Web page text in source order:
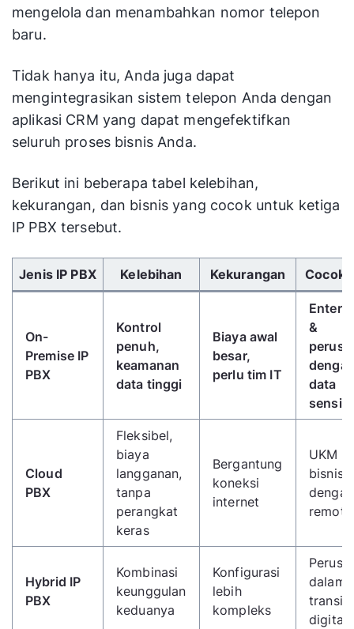
mengelola dan menambahkan nomor telepon
baru.
Tidak hanya itu, Anda juga dapat
mengintegrasikan sistem telepon Anda dengan
aplikasi CRM yang dapat mengefektifkan
seluruh proses bisnis Anda.
Berikut ini beberapa tabel kelebihan,
kekurangan, dan bisnis yang cocok untuk ketiga
IP PBX tersebut.
Gunakan tombol panah kiri/kanan untuk
Jenis IP PBX Kelebihan Kekurangan Cocok
On-
Premise IP
PBX
Kontrol
penuh,
keamanan
data tinggi
Biaya awal
besar,
perlu tim IT
&
data
Cloud
PBX
Fleksibel,
biaya
langganan,
tanpa
perangkat
keras
Bergantung
koneksi
internet
UKM &
bisnis
remote
Hybrid IP
PBX
Kombinasi
keunggulan
keduanya
Konfigurasi
lebih
kompleks
dalam
transisi
digital